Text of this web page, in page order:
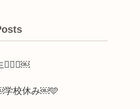
🫪🫪🫪￼
学校休み￼🩵